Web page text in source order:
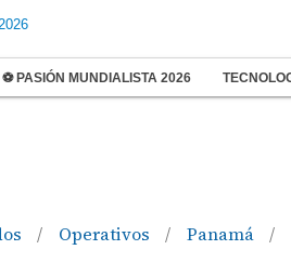
⚽ PASIÓN MUNDIALISTA 2026
/ Operativos / Panamá /